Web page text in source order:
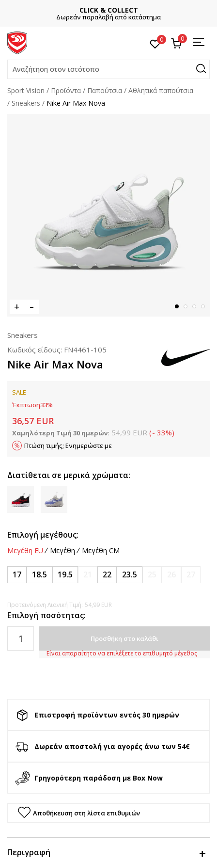
CLICK & COLLECT
Δωρεάν παραλαβή από κατάστημα
0 0
Αναζήτηση στον ιστότοπο
Sport Vision Προϊόντα Παπούτσια
Αθλητικά παπούτσια
Sneakers
Nike Air Max Nova
Sneakers
Κωδικός είδους: FN4461-105
Nike Air Max Nova
SALE
Έκπτωση33%
36,57 EUR
Χαμηλότερη Τιμή 30 ημερών: 54,99 EUR (- 33%)
Πτώση τιμής; Ενημερώστε με
Διατίθεται σε μερικά χρώματα:
Επιλογή μεγέθους:
Μεγέθη EU Μεγέθη Μεγέθη CM
17 18.5 19.5 22 23.5
Προτεινόμενη Λιανική Τιμή: 54,99 EUR
Επιλογή ποσότητας:
Προσθήκη στο καλάθι
Είναι απαραίτητο να επιλέξετε το επιθυμητό μέγεθος
Επιστροφή προϊόντων εντός 30 ημερών
Δωρεάν αποστολή για αγορές άνω των 54€
Γρηγορότερη παράδοση με Box Now
Αποθήκευση στη λίστα επιθυμιών
Περιγραφή